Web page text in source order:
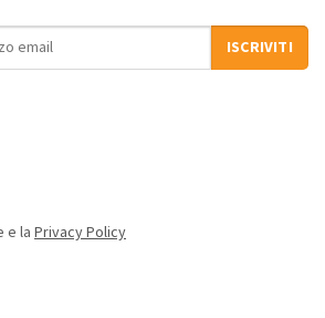
ISCRIVITI
e la Privacy Policy